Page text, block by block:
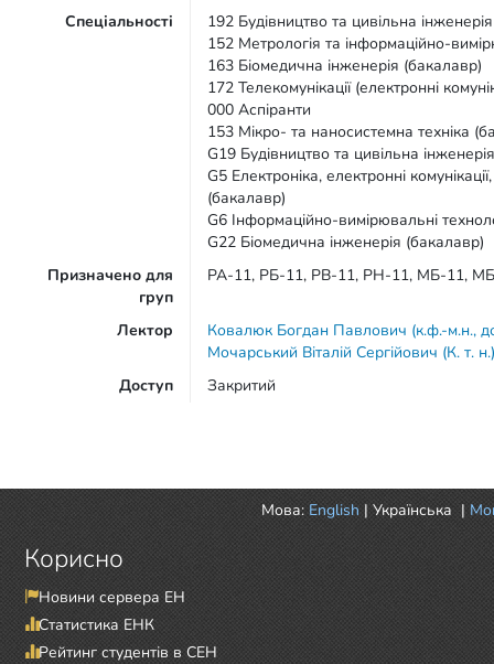
Спеціальності
192 Будівництво та цивільна
152 Метрологія та інформаційно-
163 Біомедична інженерія (бакалавр)
172 Телекомунікації (електронні
000 Аспіранти
153 Мікро- та наносистемна техніка
G19 Будівництво та цивільна
G5 Електроніка, електронні
(бакалавр)
G6 Інформаційно-вимірювальні
G22 Біомедична інженерія (бакалавр)
Призначено для
груп
РА-11, РБ-11, РВ-11, РН-11, МБ-11,
Лектор
Ковалюк Богдан Павлович (к.ф.-м.н.,
Мочарський Віталій Сергійович (К. т. н.)
Доступ
Закритий
Мова: English | Українська |
Корисно
Новини сервера ЕН
Статистика ЕНК
Рейтинг студентів в СЕН